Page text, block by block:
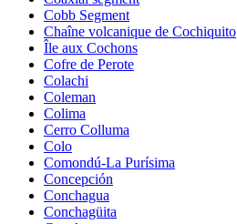
Cobb Segment
Chaîne volcanique de Cochiquito
Île aux Cochons
Cofre de Perote
Colachi
Coleman
Colima
Cerro Colluma
Colo
Comondú-La Purísima
Concepción
Conchagua
Conchagüita